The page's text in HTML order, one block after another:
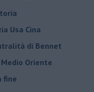
Usa Cina
di Bennet
Oriente
fine